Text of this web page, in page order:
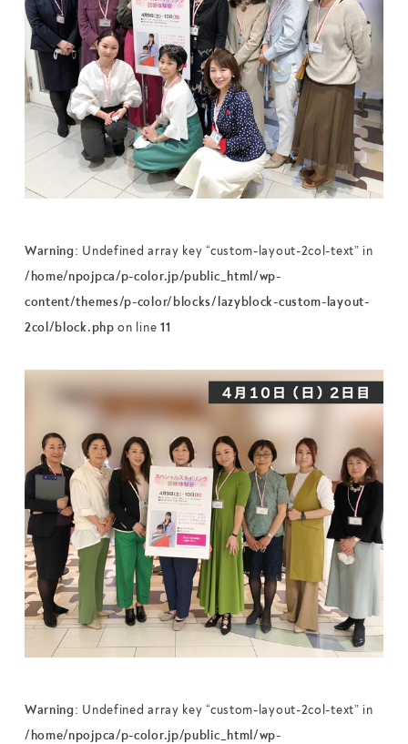
Warning: Undefined array key “custom-layout-2col-text” in
/home/npojpca/p-color.jp/public_html/wp-
content/themes/p-color/blocks/lazyblock-custom-layout-
2col/block.php on line 11
Warning: Undefined array key “custom-layout-2col-text” in
/home/npojpca/p-color.jp/public_html/wp-